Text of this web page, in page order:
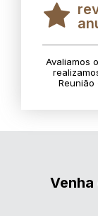
Avaliamos
Reunião
Venha